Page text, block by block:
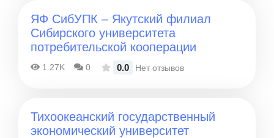
ЯФ СибУПК – Якутский филиал
Сибирского университета
потребительской кооперации
1.27K 0 0.0 Нет отзывов
Тихоокеанский государственный
экономический университет